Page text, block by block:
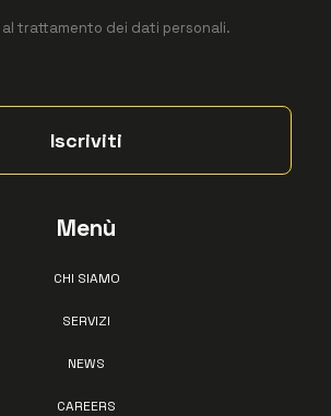
Menù
CHI SIAMO
SERVIZI
NEWS
CAREERS
trattamento dei dati personali.